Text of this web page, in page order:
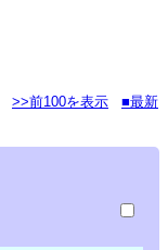
>>前100を表示
■最新